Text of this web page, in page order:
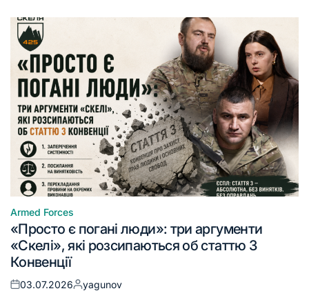
Armed Forces
«Просто є погані люди»: три аргументи
«Скелі», які розсипаються об статтю 3
Конвенції
03.07.2026 yagunov